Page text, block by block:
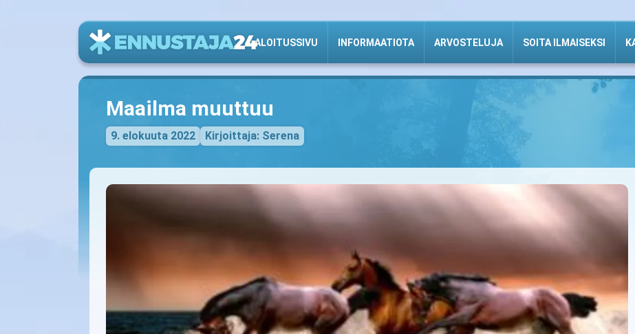
ALOITUSSIVU INFORMAATIOTA ARVOSTELUJA SOITA ILMAISEKSI
Maailma muuttuu
9. elokuuta 2022 Kirjoittaja: Serena